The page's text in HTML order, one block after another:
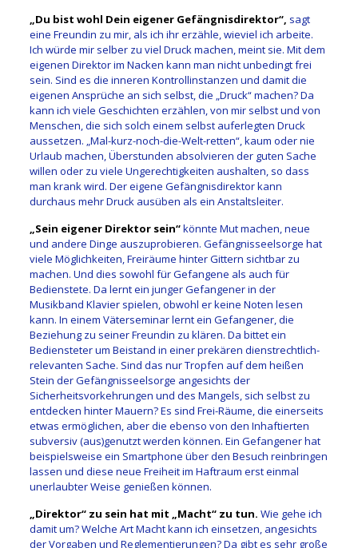
„Du bist wohl Dein eigener Gefängnisdirektor“, sagt
eine Freundin zu mir, als ich ihr erzähle, wieviel ich arbeite.
Ich würde mir selber zu viel Druck machen, meint sie. Mit dem
eigenen Direktor im Nacken kann man nicht unbedingt frei
sein. Sind es die inneren Kontrollinstanzen und damit die
eigenen Ansprüche an sich selbst, die „Druck“ machen? Da
kann ich viele Geschichten erzählen, von mir selbst und von
Menschen, die sich solch einem selbst auferlegten Druck
aussetzen. „Mal-kurz-noch-die-Welt-retten“, kaum oder nie
Urlaub machen, Überstunden absolvieren der guten Sache
willen oder zu viele Ungerechtigkeiten aushalten, so dass
man krank wird. Der eigene Gefängnisdirektor kann
durchaus mehr Druck ausüben als ein Anstaltsleiter.
„Sein eigener Direktor sein“könnte Mut machen, neue
und andere Dinge auszuprobieren. Gefängnisseelsorge hat
viele Möglichkeiten, Freiräume hinter Gittern sichtbar zu
machen. Und dies sowohl für Gefangene als auch für
Bedienstete. Da lernt ein junger Gefangener in der
Musikband Klavier spielen, obwohl er keine Noten lesen
kann. In einem Väterseminar lernt ein Gefangener, die
Beziehung zu seiner Freundin zu klären. Da bittet ein
Bediensteter um Beistand in einer prekären dienstrechtlich-
relevanten Sache. Sind das nur Tropfen auf dem heißen
Stein der Gefängnisseelsorge angesichts der
Sicherheitsvorkehrungen und des Mangels, sich selbst zu
entdecken hinter Mauern? Es sind Frei-Räume, die einerseits
etwas ermöglichen, aber die ebenso von den Inhaftierten
subversiv (aus)genutzt werden können. Ein Gefangener hat
beispielsweise ein Smartphone über den Besuch reinbringen
lassen und diese neue Freiheit im Haftraum erst einmal
unerlaubter Weise genießen können.
„Direktor“ zu sein hat mit „Macht“ zu tun. Wie gehe ich
damit um? Welche Art Macht kann ich einsetzen, angesichts
der Vorgaben und Reglementierungen? Da gibt es sehr große